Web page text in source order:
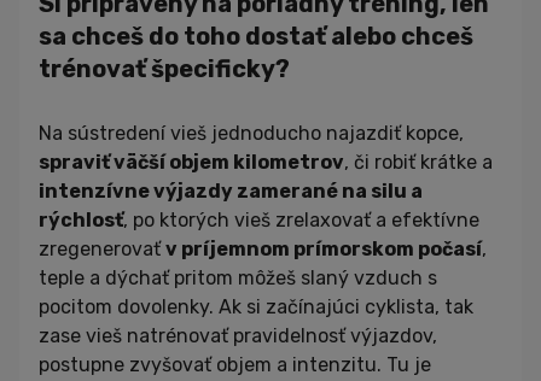
sa chceš do toho dostať alebo chceš
trénovať špecificky?
Na sústredení vieš jednoducho najazdiť kopce,
spraviť väčší objem kilometrov, či robiť krátke a
intenzívne výjazdy zamerané na silu a
rýchlosť, po ktorých vieš zrelaxovať a efektívne
zregenerovaťv príjemnom prímorskom počasí,
teple a dýchať pritom môžeš slaný vzduch s
pocitom dovolenky. Ak si začínajúci cyklista, tak
zase vieš natrénovať pravidelnosť výjazdov,
postupne zvyšovať objem a intenzitu. Tu je